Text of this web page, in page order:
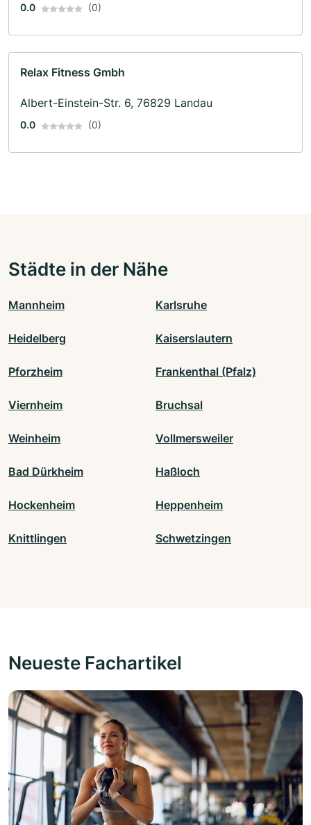
0.0 (0)
Relax Fitness Gmbh
Albert-Einstein-Str. 6, 76829 Landau
0.0 (0)
Städte in der Nähe
Mannheim Karlsruhe
Heidelberg Kaiserslautern
Pforzheim Frankenthal (Pfalz)
Viernheim Bruchsal
Weinheim Vollmersweiler
Bad Dürkheim Haßloch
Hockenheim Heppenheim
Knittlingen Schwetzingen
Neueste Fachartikel